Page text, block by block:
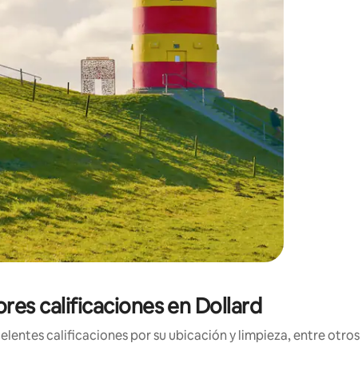
calificaciones en Dollard
calificaciones por su ubicación y limpieza, entre